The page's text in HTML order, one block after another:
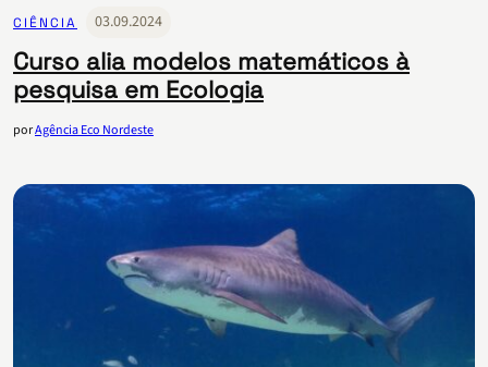
CIÊNCIA 03.09.2024
Curso alia modelos matemáticos à
pesquisa em Ecologia
porAgência Eco Nordeste